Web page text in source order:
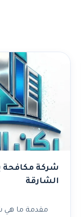
شركة مكافحة
الشارقة
مقدمة ما هي